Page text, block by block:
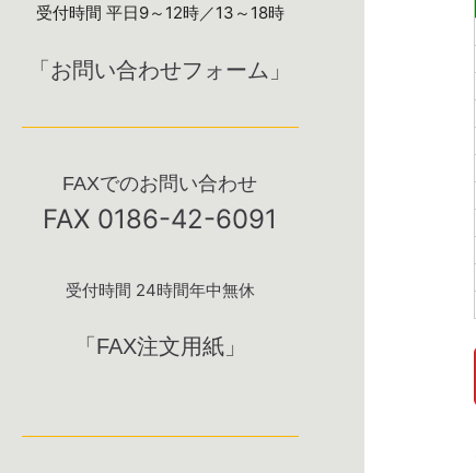
受付時間 平日9～12時／13～18時
「お問い合わせフォーム」
FAXでのお問い合わせ
FAX 0186-42-6091
受付時間 24時間年中無休
「FAX注文用紙」